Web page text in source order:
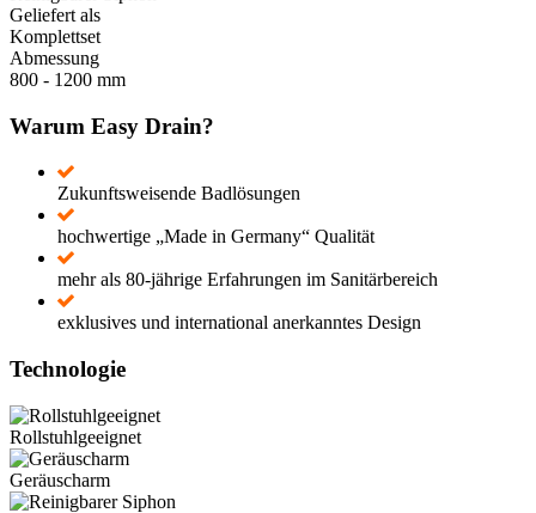
Geliefert als
Komplettset
Abmessung
800 - 1200 mm
Warum Easy Drain?
Zukunftsweisende Badlösungen
hochwertige „Made in Germany“ Qualität
mehr als 80-jährige Erfahrungen im Sanitärbereich
exklusives und international anerkanntes Design
Technologie
Rollstuhlgeeignet
Geräuscharm